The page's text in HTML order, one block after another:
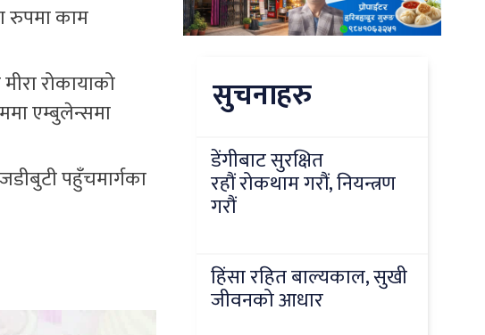
रुपमा काम
रोकायाको
एम्बुलेन्समा
पहुँचमार्गका
सुचनाहरु
डेंगीबाट सुरक्षित
रहौं रोकथाम गरौं, नियन्त्रण
गरौं
हिंसा रहित बाल्यकाल, सुखी
जीवनको आधार